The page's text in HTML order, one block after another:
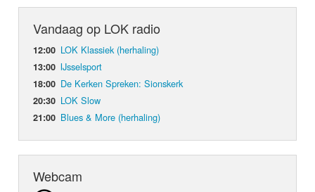
Vandaag op LOK radio
12:00 LOK Klassiek (herhaling)
13:00 IJsselsport
18:00 De Kerken Spreken: Sionskerk
20:30 LOK Slow
21:00 Blues & More (herhaling)
Webcam